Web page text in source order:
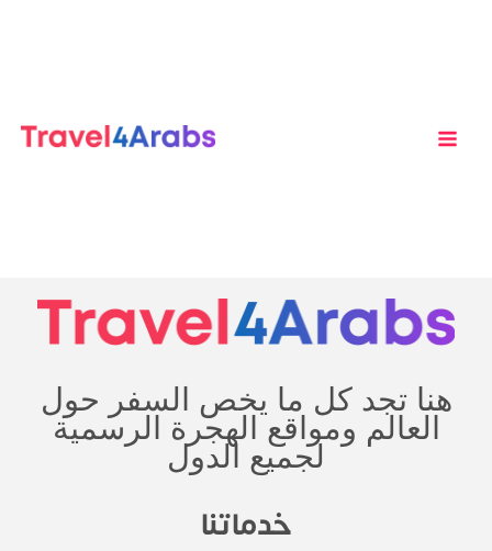
هنا تجد كل ما يخص السفر حول
العالم ومواقع الهجرة الرسمية
لجميع الدول
خدماتنا